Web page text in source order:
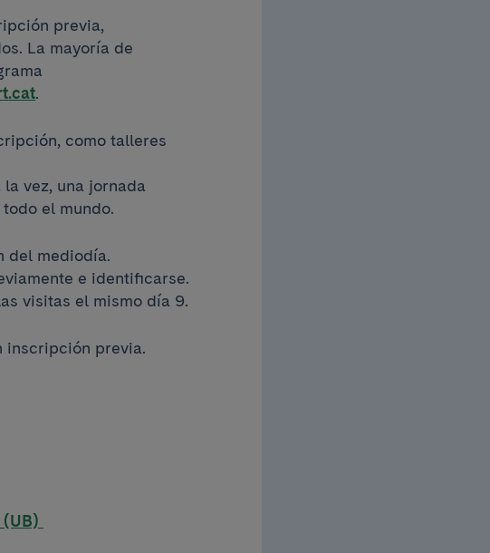
previa,
La mayoría de
.
como talleres
vez, una jornada
el mundo.
del mediodía.
e identificarse.
visitas el mismo día 9.
inscripción previa.